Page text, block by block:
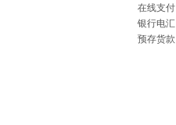
在线支付
银行电汇
预存货款